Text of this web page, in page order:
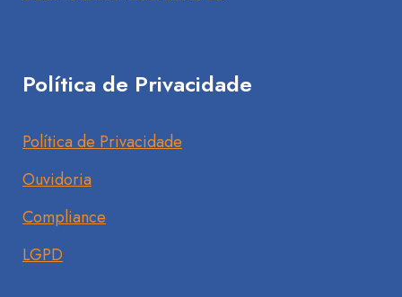
Política de Privacidade
Política de Privacidade
Ouvidoria
Compliance
LGPD